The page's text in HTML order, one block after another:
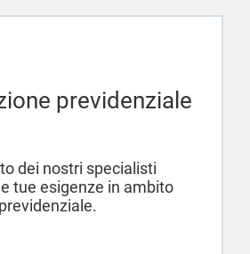
previdenziale
dei nostri specialisti
tue esigenze in ambito